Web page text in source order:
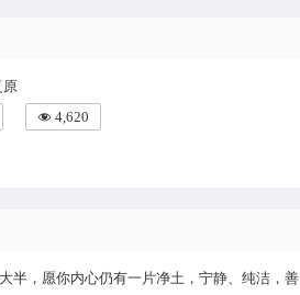
原
4,620
半，愿你内心仍有一片净土，宁静、纯洁，善